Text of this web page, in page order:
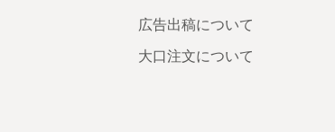
広告出稿について
大口注文について